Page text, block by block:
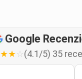
Google
★★☆(4.1/5) 35